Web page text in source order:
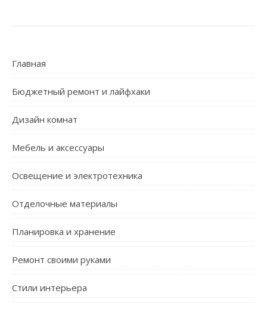
Главная
Бюджетный ремонт и лайфхаки
Дизайн комнат
Мебель и аксессуары
Освещение и электротехника
Отделочные материалы
Планировка и хранение
Ремонт своими руками
Стили интерьера